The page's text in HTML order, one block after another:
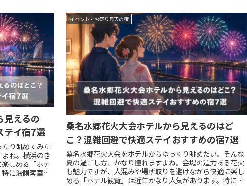
見えるの
テイ宿7選
り眺めてみた
ね。横浜のき
しめる「ホテ
に海側客室や
イベント・お祭り周辺の宿
桑名水郷花火大会ホテルから見えるのはど
こ？混雑回避で快適ステイおすすめの宿7選
桑名水郷花火大会をホテルからゆっくり眺めたい。そんな
夏の過ごし方、かなり憧れますよね。会場の迫力ある花火
も魅力ですが、人混みや場所取りを避けながら快適に楽し
める「ホテル観覧」は近年かなり人気があります。特に長